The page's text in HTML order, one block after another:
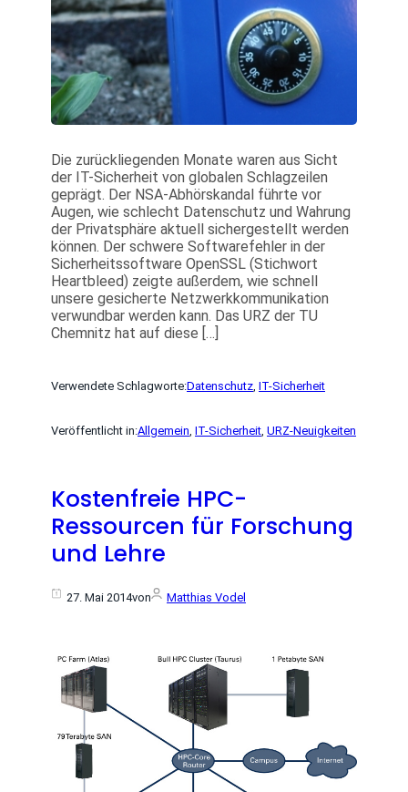
Die zurückliegenden Monate waren aus Sicht
der IT-Sicherheit von globalen Schlagzeilen
geprägt. Der NSA-Abhörskandal führte vor
Augen, wie schlecht Datenschutz und Wahrung
der Privatsphäre aktuell sichergestellt werden
können. Der schwere Softwarefehler in der
Sicherheitssoftware OpenSSL (Stichwort
Heartbleed) zeigte außerdem, wie schnell
unsere gesicherte Netzwerkkommunikation
verwundbar werden kann. Das URZ der TU
Chemnitz hat auf diese […]
Verwendete Schlagworte:Datenschutz, IT-Sicherheit
Veröffentlicht in:Allgemein, IT-Sicherheit, URZ-Neuigkeiten
Kostenfreie HPC-
Ressourcen für Forschung
und Lehre
27. Mai 2014von Matthias Vodel